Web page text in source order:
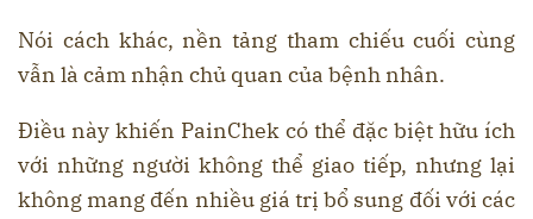
Nói cách khác, nền tảng tham chiếu cuối cùng
vẫn là cảm nhận chủ quan của bệnh nhân.
Điều này khiến PainChek có thể đặc biệt hữu ích
với những người không thể giao tiếp, nhưng lại
không mang đến nhiều giá trị bổ sung đối với các